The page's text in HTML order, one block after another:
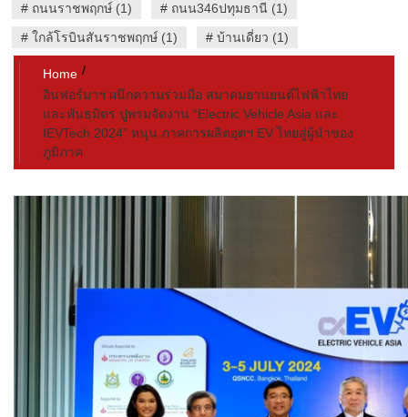
# ถนนราชพฤกษ์ (1) # ถนน346ปทุมธานี (1)
# ใกล้โรบินสันราชพฤกษ์ (1) # บ้านเดี่ยว (1)
Home
อินฟอร์มาฯ ผนึกความร่วมมือ สมาคมยานยนต์ไฟฟ้าไทย
และพันธมิตร ปูพรมจัดงาน “Electric Vehicle Asia และ
IEVTech 2024” หนุน ภาคการผลิตอุตฯ EV ไทยสู่ผู้นำของ
ภูมิภาค